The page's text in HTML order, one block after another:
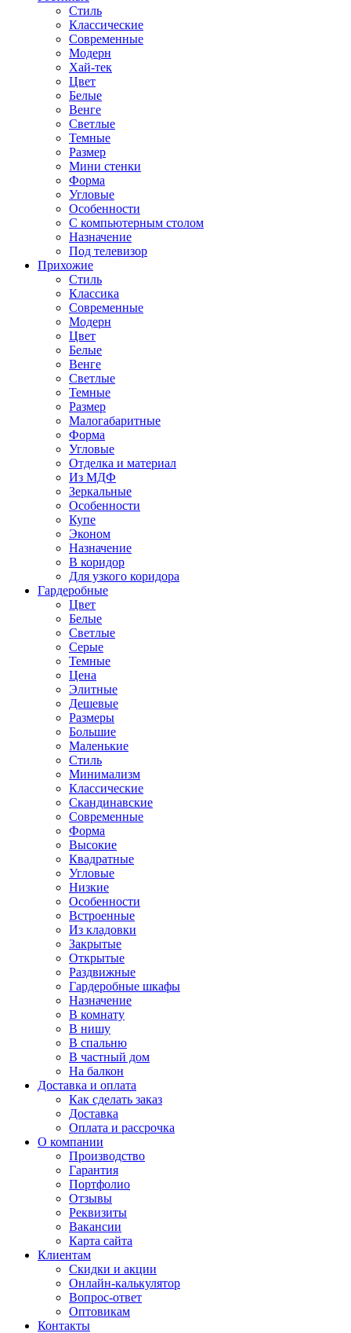
Стиль
Классические
Современные
Модерн
Хай-тек
Цвет
Белые
Венге
Светлые
Темные
Размер
Мини стенки
Форма
Угловые
Особенности
С компьютерным столом
Назначение
Под телевизор
Прихожие
Стиль
Классика
Современные
Модерн
Цвет
Белые
Венге
Светлые
Темные
Размер
Малогабаритные
Форма
Угловые
Отделка и материал
Из МДФ
Зеркальные
Особенности
Купе
Эконом
Назначение
В коридор
Для узкого коридора
Гардеробные
Цвет
Белые
Светлые
Серые
Темные
Цена
Элитные
Дешевые
Размеры
Большие
Маленькие
Стиль
Минимализм
Классические
Скандинавские
Современные
Форма
Высокие
Квадратные
Угловые
Низкие
Особенности
Встроенные
Из кладовки
Закрытые
Открытые
Раздвижные
Гардеробные шкафы
Назначение
В комнату
В нишу
В спальню
В частный дом
На балкон
Доставка и оплата
Как сделать заказ
Доставка
Оплата и рассрочка
О компании
Производство
Гарантия
Портфолио
Отзывы
Реквизиты
Вакансии
Карта сайта
Клиентам
Скидки и акции
Онлайн-калькулятор
Вопрос-ответ
Оптовикам
Контакты